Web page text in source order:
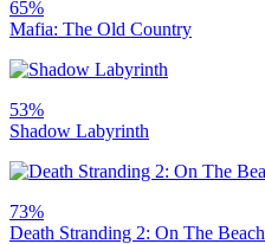
65%
Mafia: The Old Country
53%
Shadow Labyrinth
73%
Death Stranding 2: On The Beach